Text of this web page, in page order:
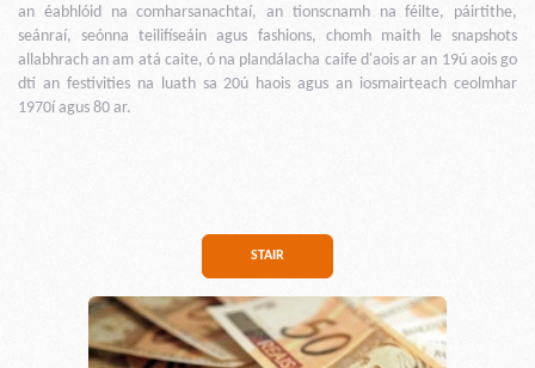
an éabhlóid na comharsanachtaí, an tionscnamh na féilte, páirtithe,
seánraí, seónna teilifíseáin agus fashions, chomh maith le snapshots
allabhrach an am atá caite, ó na plandálacha caife d'aois ar an 19ú aois go
dtí an festivities na luath sa 20ú haois agus an iosmairteach ceolmhar
1970í agus 80 ar.
STAIR